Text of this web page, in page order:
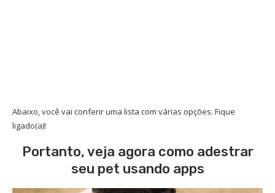
Abaixo, você vai conferir uma lista com várias opções. Fique
ligado(a)!
Portanto, veja agora como adestrar
seu pet usando apps